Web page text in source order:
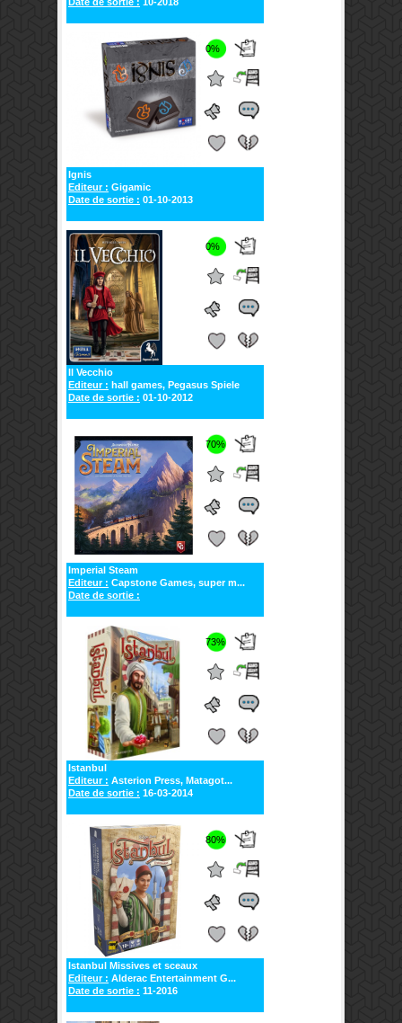
0%
Ignis
Editeur : Gigamic
Date de sortie : 01-10-2013
0%
Il Vecchio
Editeur : hall games, Pegasus Spiele
Date de sortie : 01-10-2012
70%
Imperial Steam
Editeur : Capstone Games, super m...
Date de sortie :
73%
Istanbul
Editeur : Asterion Press, Matagot...
Date de sortie : 16-03-2014
80%
Istanbul Missives et sceaux
Editeur : Alderac Entertainment G...
Date de sortie : 11-2016